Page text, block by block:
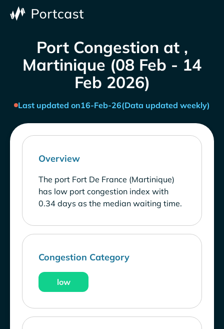
Port Congestion at ,
Martinique (08 Feb - 14
Feb 2026)
Last updated on16-Feb-26(Data updated weekly)
Overview
The port Fort De France (Martinique)
has low port congestion index with
0.34 days as the median waiting time.
Congestion Category
low